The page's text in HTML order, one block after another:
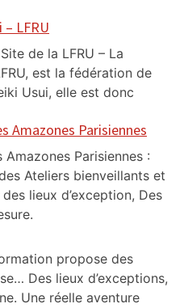
LFRU
de la LFRU – La
est la fédération de
Usui, elle est donc
Amazones Parisiennes
Amazones Parisiennes :
Ateliers bienveillants et
lieux d’exception, Des
propose des
Des lieux d’exceptions,
Une réelle aventure